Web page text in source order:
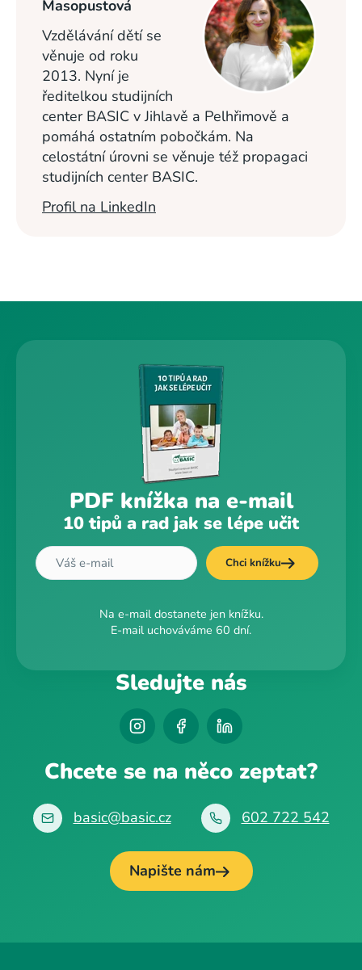
Masopustová
Vzdělávání dětí se
věnuje od roku
2013. Nyní je
ředitelkou studijních
center BASIC v Jihlavě a Pelhřimově a
pomáhá ostatním pobočkám. Na
celostátní úrovni se věnuje též propagaci
studijních center BASIC.
Profil na LinkedIn
PDF knížka na e-mail
10 tipů a rad jak se lépe učit
Chci knížku
Na e-mail dostanete jen knížku.
E-mail uchováváme 60 dní.
Sledujte nás
Chcete se na něco zeptat?
basic@basic.cz 602 722 542
Napište nám